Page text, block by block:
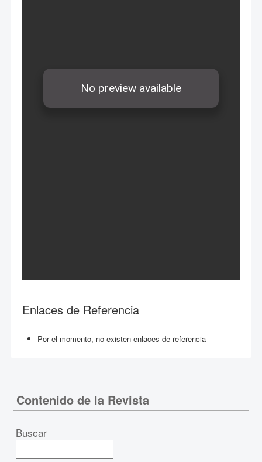
Enlaces de Referencia
Por el momento, no existen enlaces de referencia
Contenido de la Revista
Buscar